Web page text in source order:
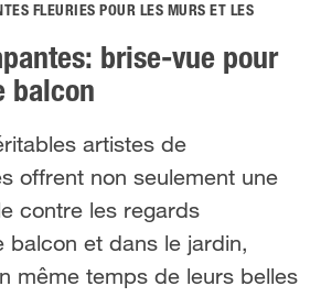
FLEURIES POUR LES MURS ET LES
brise-vue pour
balcon
artistes de
offrent non seulement une
contre les regards
balcon et dans le jardin,
même temps de leurs belles